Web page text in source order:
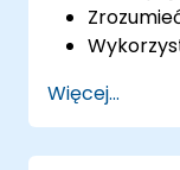
Więcej...